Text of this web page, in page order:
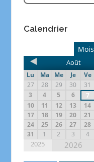
Calendrier
Mois
Août
Lu Ma Me Je Ve
27
28 29 30 31
3
4 5 6 7
10
11 12 13 14
17
18 19 20 21
24
25 26 27 28
31
1 2 3 4
2025 2026